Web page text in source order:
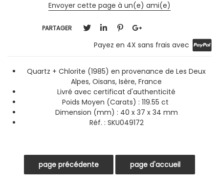
Envoyer cette page à un(e) ami(e)
PARTAGER
Payez en 4X sans frais avec
Quartz + Chlorite (1985) en provenance de Les Deux
Alpes, Oisans, Isère, France
Livré avec certificat d'authenticité
Poids Moyen (Carats) : 119.55 ct
Dimension (mm) : 40 x 37 x 34 mm
Réf. : SKU049172